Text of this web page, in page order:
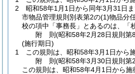
2
昭和58年1月1日から同年3月31日
市物品管理規則別表第2の(1)物品分
校の項中「事務長」とあるのは、「
附 則(昭和58年2月28日規則
(施行期日)
1
この規則は、昭和58年3月1日から
附 則(昭和58年3月30日規則第
この規則は、昭和58年4月1日から施